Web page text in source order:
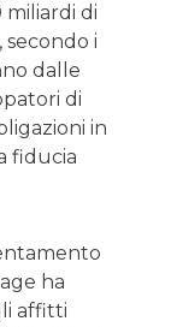
miliardi di
i
dalle
di
in
fiducia
ha
affitti